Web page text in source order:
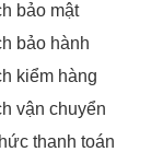
bảo mật
bảo hành
kiểm hàng
vận chuyển
thanh toán